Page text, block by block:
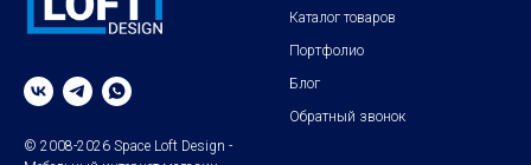
© 2008-2026 Space Loft Design -
Каталог товаров
Портфолио
Блог
Обратный звонок